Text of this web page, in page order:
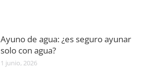
Ayuno de agua: ¿es seguro ayunar
solo con agua?
1 junio, 2026